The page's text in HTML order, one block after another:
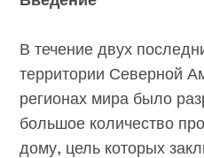
В течение двух
территории Северной
регионах мира было
большое количество
дому, цель которых